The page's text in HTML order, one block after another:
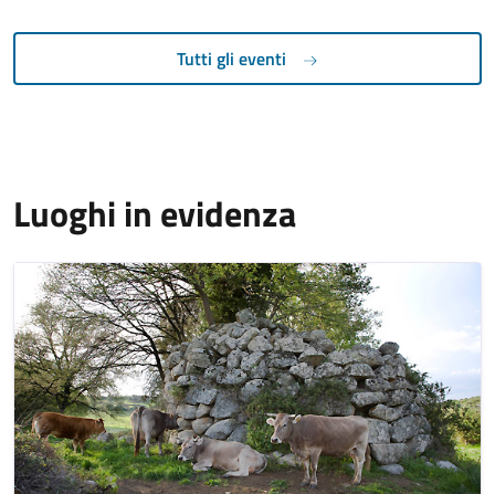
Tutti gli eventi
Luoghi in evidenza